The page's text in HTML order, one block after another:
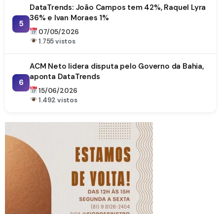
5
DataTrends: João Campos tem 42%, Raquel Lyra
36% e Ivan Moraes 1%
07/05/2026
1.755 vistos
6
ACM Neto lidera disputa pelo Governo da Bahia,
aponta DataTrends
15/06/2026
1.492 vistos